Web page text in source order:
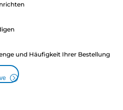
und Häufigkeit Ihrer Bestellung